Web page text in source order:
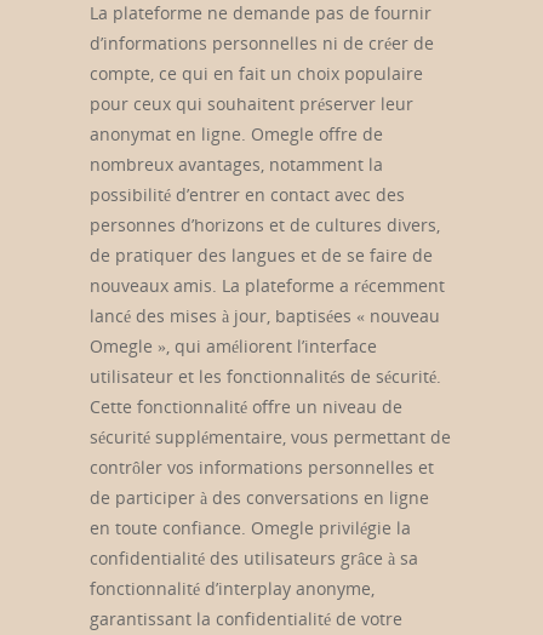
La plateforme ne demande pas de fournir
d’informations personnelles ni de créer de
compte, ce qui en fait un choix populaire
pour ceux qui souhaitent préserver leur
anonymat en ligne. Omegle offre de
nombreux avantages, notamment la
possibilité d’entrer en contact avec des
personnes d’horizons et de cultures divers,
de pratiquer des langues et de se faire de
nouveaux amis. La plateforme a récemment
lancé des mises à jour, baptisées « nouveau
Omegle », qui améliorent l’interface
utilisateur et les fonctionnalités de sécurité.
Cette fonctionnalité offre un niveau de
sécurité supplémentaire, vous permettant de
contrôler vos informations personnelles et
de participer à des conversations en ligne
en toute confiance. Omegle privilégie la
confidentialité des utilisateurs grâce à sa
fonctionnalité d’interplay anonyme,
garantissant la confidentialité de votre